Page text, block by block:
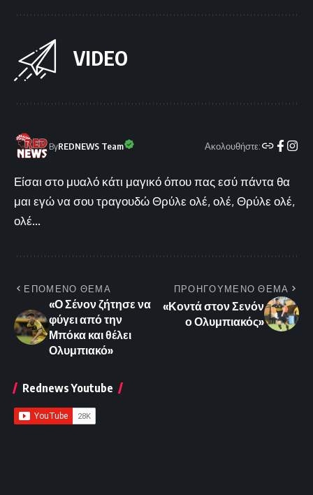
VIDEO
ByREDNEWS Team Ακολουθήστε:
Είσαι στο μυαλό κάτι μαγικό όπου πας εσύ πάντα θα
μαι εγώ να σου τραγουδώ Θρύλε ολέ, ολέ, Θρύλε ολέ,
ολέ...
ΕΠΟΜΕΝΟ ΘΕΜΑ
«Ο Σένον ζήτησε να
φύγει από την
Μπόκα και θέλει
Ολυμπιακό»
ΠΡΟΗΓΟΥΜΕΝΟ ΘΕΜΑ
«Κοντά στον Σενόν
ο Ολυμπιακός»
Rednews Youtube